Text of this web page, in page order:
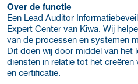
Over de functie
Een Lead Auditor
Expert Center van Kiwa. Wij
van de processen en systemen
Dit doen wij door middel van het
diensten in relatie tot het
en certificatie.